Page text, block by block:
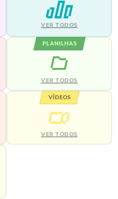
VER TODOS
PLANILHAS
VER TODOS
VÍDEOS
VER TODOS